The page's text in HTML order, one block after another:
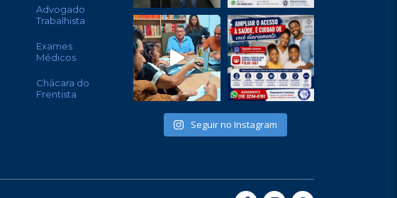
Advogado
Trabalhista
Exames
Médicos
Chácara do
Frentista
Seguir no Instagram